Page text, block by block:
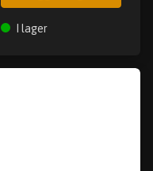
I lager